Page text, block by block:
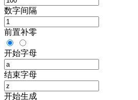
数字间隔
前置补零
开始字母
结束字母
开始生成